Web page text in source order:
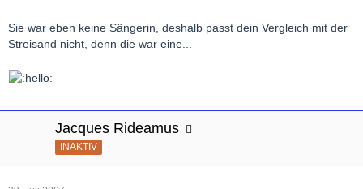
Sie war eben keine Sängerin, deshalb passt dein Vergleich mit der
Streisand nicht, denn die war eine...
Jacques Rideamus
INAKTIV